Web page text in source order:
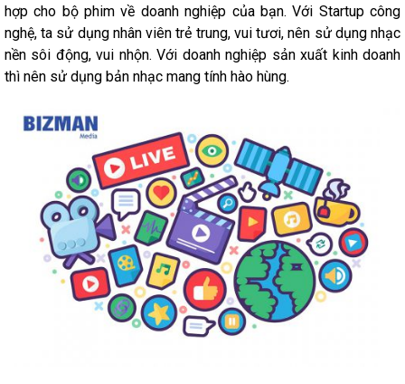
hợp cho bộ phim về doanh nghiệp của bạn. Với Startup công
nghệ, ta sử dụng nhân viên trẻ trung, vui tươi, nên sử dụng nhạc
nền sôi động, vui nhộn. Với doanh nghiệp sản xuất kinh doanh
thì nên sử dụng bản nhạc mang tính hào hùng.